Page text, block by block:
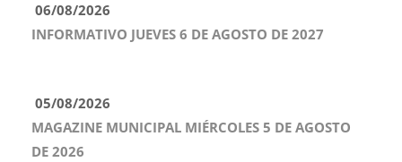
06/08/2026
INFORMATIVO JUEVES 6 DE AGOSTO DE 2027
05/08/2026
MAGAZINE MUNICIPAL MIÉRCOLES 5 DE AGOSTO
DE 2026